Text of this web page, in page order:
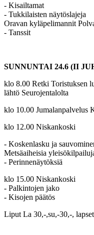
- Kisailtamat
- Tukkilaisten näytöslajeja
Oravan kyläpelimannit
- Tanssit
SUNNUNTAI 24.6 (II
klo 8.00 Retki Toristuksen
lähtö Seurojentalolta
klo 10.00 Jumalanpalvelus
klo 12.00 Niskankoski
- Koskenlasku ja
Metsäaiheisia
- Perinnenäytöksiä
klo 15.00 Niskankoski
- Palkintojen jako
- Kisojen päätös
Liput La 30,-,su,-30,-,